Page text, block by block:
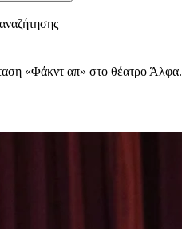
«Φάκντ απ» στο θέατρο Άλφα.